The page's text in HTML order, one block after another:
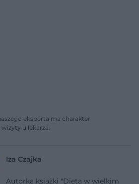
eksperta ma charakter
u lekarza.
Iza Czajka
Autorka książki "Dieta w wielkim